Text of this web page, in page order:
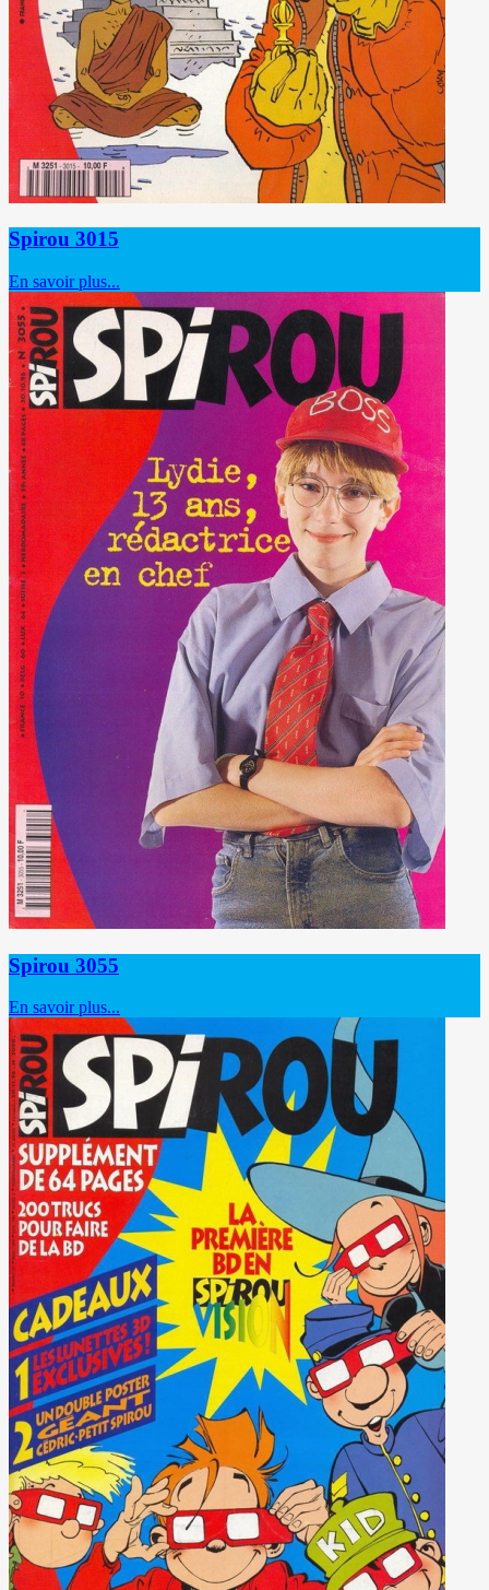
Spirou 3015
En savoir plus...
Spirou 3055
En savoir plus...